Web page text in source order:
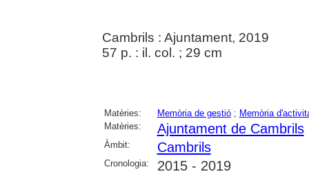
Cambrils : Ajuntament, 2019
57 p. : il. col. ; 29 cm
Matèries: Memòria de gestió; Memòria
Matèries:
Ajuntament de Cambrils
Àmbit: Cambrils
Cronologia: 2015 - 2019